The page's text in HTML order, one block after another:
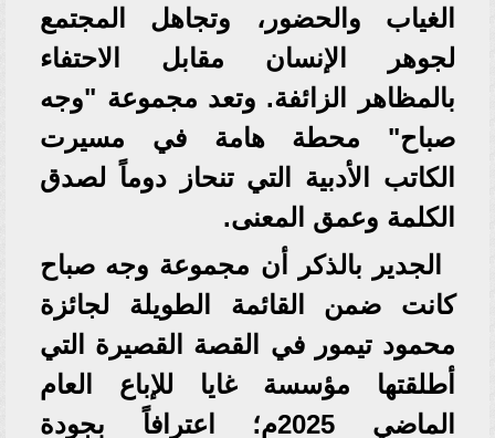
الغياب والحضور، وتجاهل المجتمع
لجوهر الإنسان مقابل الاحتفاء
بالمظاهر الزائفة. وتعد مجموعة "وجه
صباح" محطة هامة في مسيرت
الكاتب الأدبية التي تنحاز دوماً لصدق
الكلمة وعمق المعنى.
الجدير بالذكر أن مجموعة وجه صباح
كانت ضمن القائمة الطويلة لجائزة
محمود تيمور في القصة القصيرة التي
أطلقتها مؤسسة غايا للإباع العام
الماضي 2025م؛ اعترافاً بجودة